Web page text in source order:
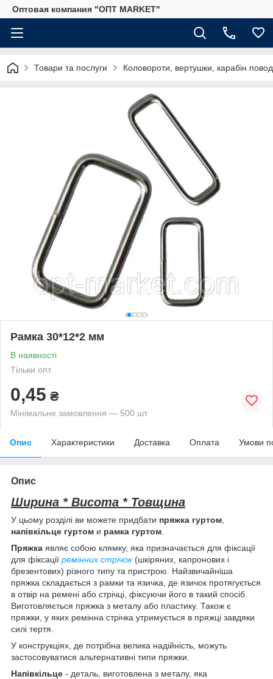
Оптовая компания "ОПТ MARKET"
Товари та послуги Коловороти, вертушки, карабін
Рамка 30*12*2 мм
В наявності
Тільки опт
0,45 ₴
Мінімальне замовлення — 500 шт.
Опис Характеристики Доставка Оплата Умови
Опис
Ширина * Висота * Товщина
У цьому розділі ви можете придбати пряжка гуртом
напівкільце гуртом и рамка гуртом
Пряжка являє собою клямку, яка призначається для фіксації
для фіксації ремінних стрічок (шкіряних, капронових і
брезентових) різного типу та пристрою. Найзвичайніша
пряжка складається з рамки та язичка, де язичок протягується
в отвір на ремені або стрічці, фіксуючи його в такий спосіб.
Виготовляється пряжка з металу або пластику. Також є
пряжки, у яких ремінна стрічка утримується в пряжці завдяки
силі тертя.
У конструкціях, де потрібна велика надійність, можуть
застосовуватися альтернативні типи пряжки.
Напівкільце - деталь, виготовлена з металу, яка